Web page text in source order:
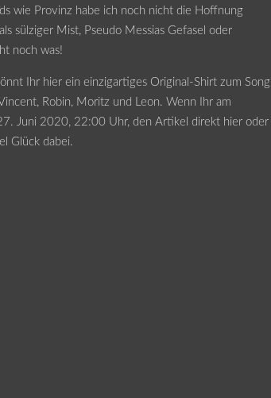
wie Provinz habe ich noch nicht die Hoffnung
sülziger Mist, Pseudo Messias Gefasel oder
noch was!
Ihr hier ein einzigartiges Original-Shirt zum Song
Robin, Moritz und Leon. Wenn Ihr am
Juni 2020, 22:00 Uhr, den Artikel direkt hier oder
Glück dabei.